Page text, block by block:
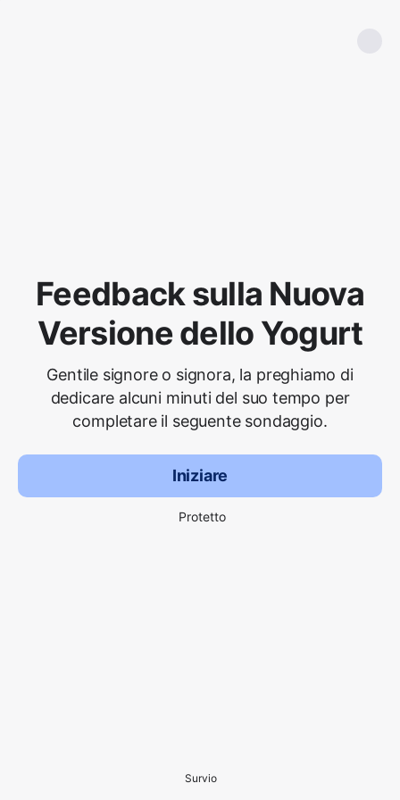
Feedback sulla Nuova
Versione dello Yogurt
Gentile signore o signora, la preghiamo di
dedicare alcuni minuti del suo tempo per
completare il seguente sondaggio.
Iniziare
Protetto
Survio